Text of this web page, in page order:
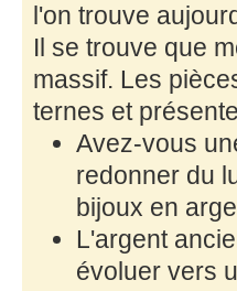
l'on trouve
Il se trouve que
massif. Les
ternes et
Avez-vous
redonner du
bijoux en
L'argent
évoluer vers